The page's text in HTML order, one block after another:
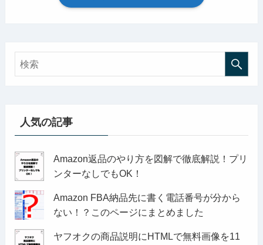
人気の記事
Amazon返品のやり方を図解で徹底解説！プリ
ンターなしでもOK！
Amazon FBA納品先に書く電話番号が分から
ない！？このページにまとめました
ヤフオクの商品説明にHTMLで無料画像を11